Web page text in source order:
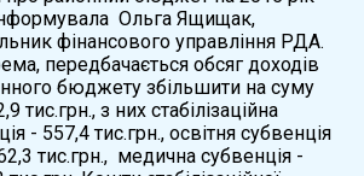
Ольга Ящищак,
фінансового управління РДА.
передбачається обсяг доходів
бюджету збільшити на суму
тис.грн., з них стабілізаційна
- 557,4 тис.грн., освітня субвенція
тис.грн., медична субвенція -